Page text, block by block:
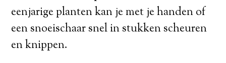
eenjarige planten kan je met je handen of
een snoeischaar snel in stukken scheuren
en knippen.